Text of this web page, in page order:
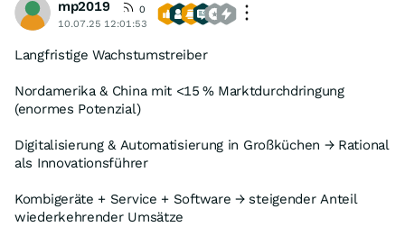
mp2019
0
10.07.25 12:01:53
Langfristige Wachstumstreiber
Nordamerika & China mit <15 % Marktdurchdringung
(enormes Potenzial)
Digitalisierung & Automatisierung in Großküchen → Rational
als Innovationsführer
Kombigeräte + Service + Software → steigender Anteil
wiederkehrender Umsätze